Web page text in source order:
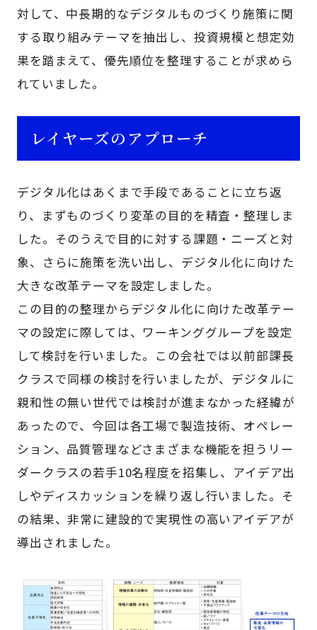
対して、中長期的なデジタルものづくり施策に関
する取り組みテーマを抽出し、投資規模と想定効
果を踏まえて、優先順位を整理することが求めら
れていました。
レイヤーズのアプローチ
デジタル化はあくまで手段であることに立ち返
り、まずものづくり変革の目的を精査・整理しま
した。そのうえで目的に対する課題・ニーズと対
象、さらに施策を洗い出し、デジタル化に向けた
大きな改革テーマを設定しました。
この目的の整理からデジタル化に向けた改革テー
マの設定に際しては、ワーキンググループを設定
して検討を行いました。この会社では以前部課長
クラスで同様の検討を行いましたが、デジタルに
親和性の無い世代では検討が進まなかった経緯が
あったので、今回は各工場で製造技術、オペレー
ション、品質管理などさまざまな機能を担うリー
ダークラスの若手10名程度を招集し、アイデア出
しやディスカッションを繰り返し行いました。そ
の結果、非常に建設的で実現性の高いアイデアが
導出されました。